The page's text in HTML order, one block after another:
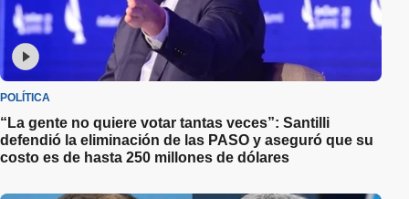
POLÍTICA
“La gente no quiere votar tantas veces”: Santilli
defendió la eliminación de las PASO y aseguró que su
costo es de hasta 250 millones de dólares